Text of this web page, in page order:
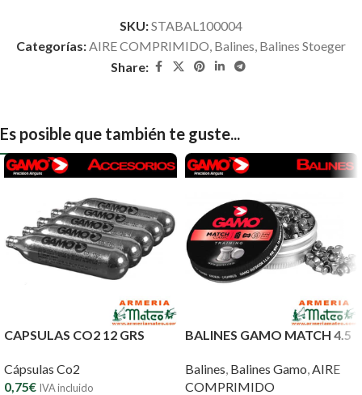
SKU:STABAL100004
Categorías: AIRE COMPRIMIDO Balines Balines Stoeger
Share:
Es posible que también te guste...
CAPSULAS CO2 12 GRS
Cápsulas Co2
0,75€ IVA incluido
BALINES GAMO MATCH 4.5
Balines Balines Gamo AIRE
COMPRIMIDO